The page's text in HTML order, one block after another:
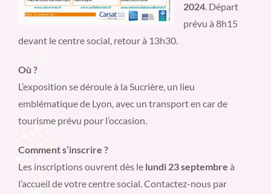
2024. Départ
prévu à 8h15
devant le centre social, retour à 13h30.
Où ?
L’exposition se déroule à la Sucrière, un lieu
emblématique de Lyon, avec un transport en car de
tourisme prévu pour l’occasion.
Comment s’inscrire ?
Les inscriptions ouvrent dès le lundi 23 septembre à
l’accueil de votre centre social. Contactez-nous par